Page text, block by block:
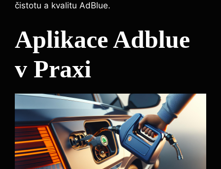
čistotu a kvalitu AdBlue.
Aplikace Adblue
v Praxi